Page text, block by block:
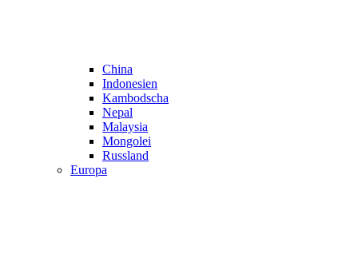
China
Indonesien
Kambodscha
Nepal
Malaysia
Mongolei
Russland
Europa